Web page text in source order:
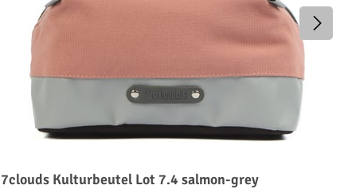
7clouds Kulturbeutel Lot 7.4 salmon-grey